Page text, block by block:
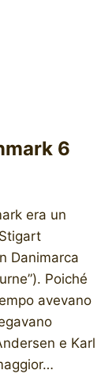
6
era un
Danimarca
Poiché
avevano
e Karl